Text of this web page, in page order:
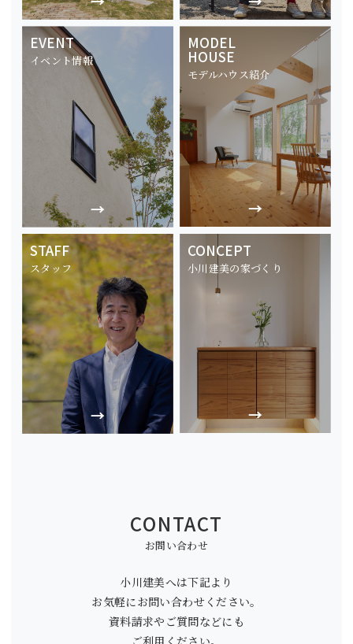
EVENT
イベント情報
MODEL
HOUSE
モデルハウス紹介
STAFF
スタッフ
CONCEPT
小川建美の家づくり
CONTACT
お問い合わせ
小川建美へは下記より
お気軽にお問い合わせください。
資料請求やご質問などにも
ご利用ください。